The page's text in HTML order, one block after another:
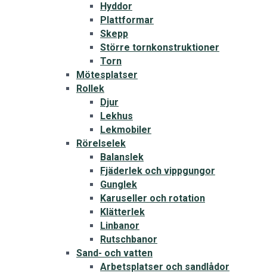
Hyddor
Plattformar
Skepp
Större tornkonstruktioner
Torn
Mötesplatser
Rollek
Djur
Lekhus
Lekmobiler
Rörelselek
Balanslek
Fjäderlek och vippgungor
Gunglek
Karuseller och rotation
Klätterlek
Linbanor
Rutschbanor
Sand- och vatten
Arbetsplatser och sandlådor